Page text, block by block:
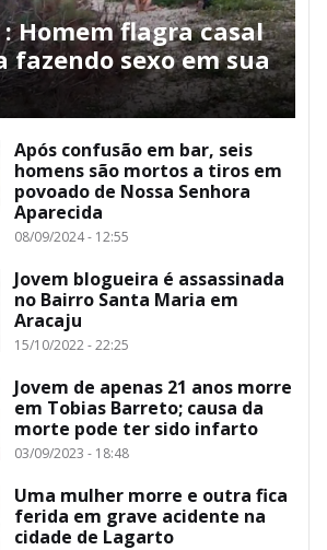
Homem flagra casal
fazendo sexo em sua
Após confusão em bar, seis
homens são mortos a tiros em
povoado de Nossa Senhora
Aparecida
08/09/2024 - 12:55
Jovem blogueira é assassinada
no Bairro Santa Maria em
Aracaju
15/10/2022 - 22:25
Jovem de apenas 21 anos morre
em Tobias Barreto; causa da
morte pode ter sido infarto
03/09/2023 - 18:48
Uma mulher morre e outra fica
ferida em grave acidente na
cidade de Lagarto